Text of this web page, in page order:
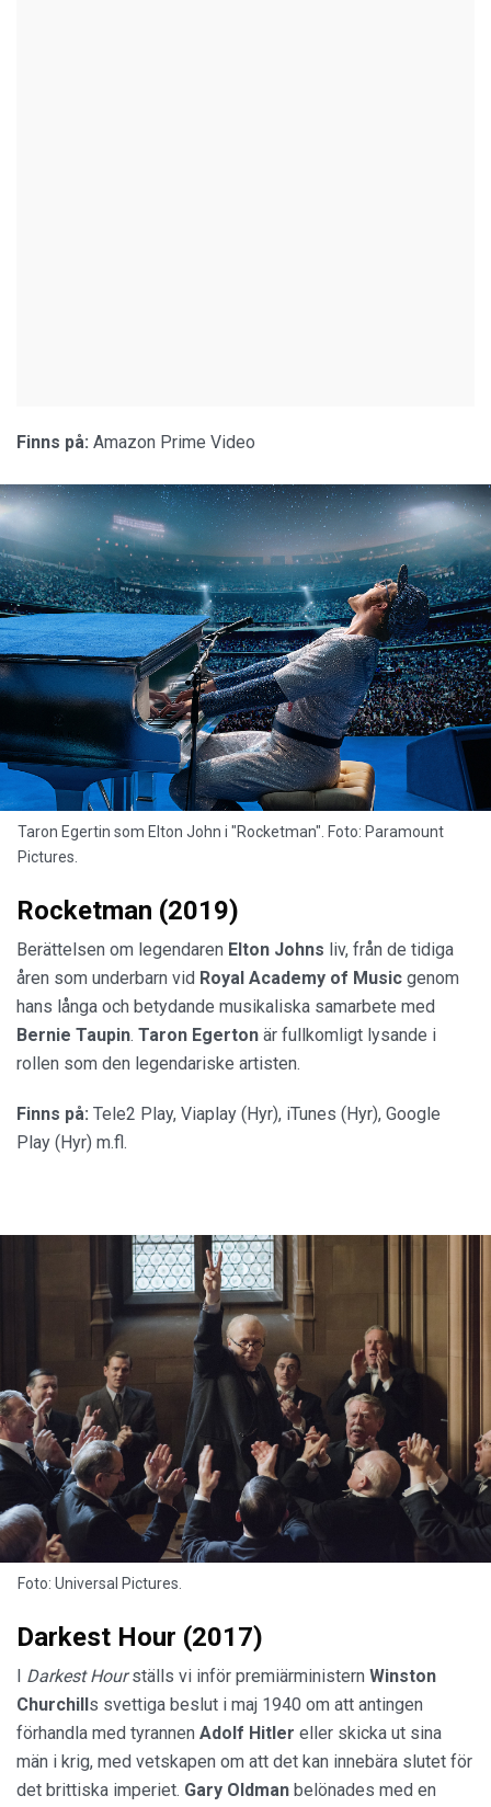
Finns på: Amazon Prime Video
Taron Egertin som Elton John i "Rocketman". Foto: Paramount
Pictures.
Rocketman (2019)
Berättelsen om legendaren Elton Johns liv, från de tidiga
åren som underbarn vid Royal Academy of Music genom
hans långa och betydande musikaliska samarbete med
Bernie Taupin. Taron Egerton är fullkomligt lysande i
rollen som den legendariske artisten.
Finns på: Tele2 Play, Viaplay (Hyr), iTunes (Hyr), Google
Play (Hyr) m.fl.
Foto: Universal Pictures.
Darkest Hour (2017)
Darkest Hourställs vi inför premiärministern Winston
Churchill s svettiga beslut i maj 1940 om att antingen
förhandla med tyrannen Adolf Hitler eller skicka ut sina
män i krig, med vetskapen om att det kan innebära slutet för
det brittiska imperiet. Gary Oldman belönades med en